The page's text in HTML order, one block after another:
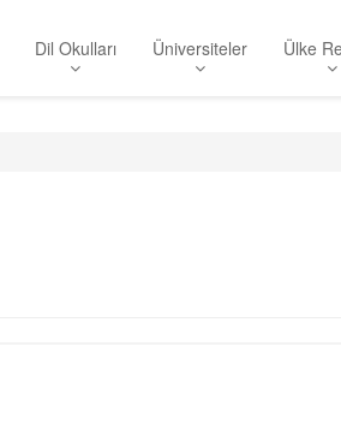
Dil Okulları Üniversiteler Ülke